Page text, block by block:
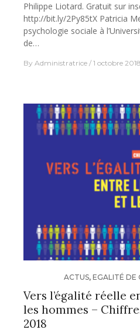
Philippe Liotard. Gratuit sur
http://bit.ly/2Py85tX Patricia
psychologie sociale à
de…
By Administratrice 1 octobre 2018
ACTUS, EGALITÉ DE
Vers l’égalité réelle
les hommes –
2018